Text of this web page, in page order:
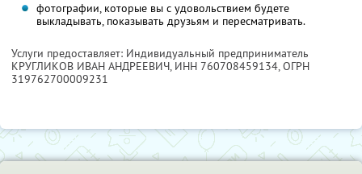
фотографии, которые вы с удовольствием будете
выкладывать, показывать друзьям и пересматривать.
Услуги предоставляет: Индивидуальный предприниматель
КРУГЛИКОВ ИВАН АНДРЕЕВИЧ, ИНН 760708459134, ОГРН
319762700009231